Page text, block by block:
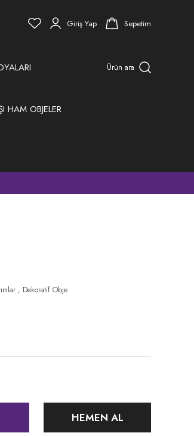
Giriş Yap Sepetim
HAM OBJELER
Ürün ara
, Dekoratif Obje
HEMEN AL